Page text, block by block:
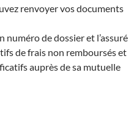
renvoyer vos documents
numéro de dossier et l’assuré
de frais non remboursés et
auprès de sa mutuelle